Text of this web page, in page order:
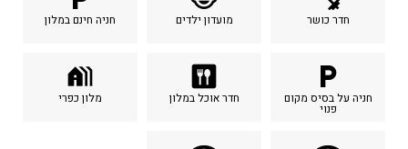
חדר כושר מועדון ילדים חניה חינם במלון
local_parking
חניה על בסיס מקום
פנוי
dining
חדר אוכל במלון
holiday_village
מלון כפרי